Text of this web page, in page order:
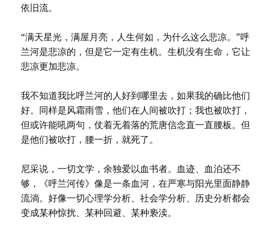
依旧流。
“满天星光，满屋月亮，人生何如，为什么这么悲凉。”呼
兰河是悲凉的，但是它一定有生机。生机没有生命，它让
悲凉更加悲凉。
我不知道我比呼兰河的人好到哪里去，如果我的确比他们
好。同样是风霜雨雪，他们在人间被吹打；我也被吹打，
但或许能吼两句，仗着无着落的荒唐信念直一直腰板。但
是他们被吹打，腰一折，就死了。
尼采说，一切文学，余独爱以血书者。血迹、血泊还不
够，《呼兰河传》像是一条血河，在严寒与阳光里面静静
流淌。好像一切心理学分析、社会学分析、历史分析都会
变成某种惊扰、某种回避、某种亵渎。